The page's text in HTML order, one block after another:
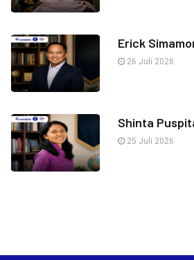
Erick
26 Juli 2026
Shinta
25 Juli 2026